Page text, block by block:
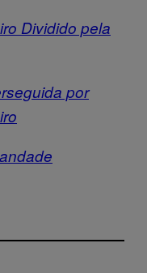
Dividido pela
por